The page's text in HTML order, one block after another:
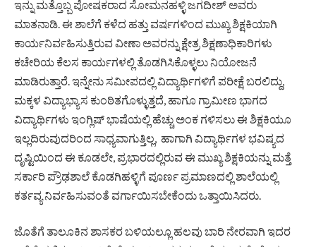
ಇನ್ನು ಮತ್ತೊಬ್ಬ ಪೋಷಕರಾದ ಸೋಮನಹಳ್ಳಿ ಜಗದೀಶ್ ಅವರು
ಮಾತನಾಡಿ. ಈ ಶಾಲೆಗೆ ಕಳೆದ ಹತ್ತು ವರ್ಷಗಳಿಂದ ಮುಖ್ಯ ಶಿಕ್ಷಕಿಯಾಗಿ
ಕಾರ್ಯನಿರ್ವಹಿಸುತ್ತಿರುವ ವೀಣಾ ಅವರನ್ನು ಕ್ಷೇತ್ರ ಶಿಕ್ಷಣಾಧಿಕಾರಿಗಳು
ಕಚೇರಿಯ ಕೆಲಸ ಕಾರ್ಯಗಳಲ್ಲಿ ತೊಡಗಿಸಿಕೊಳ್ಳಲು ನಿಯೋಜನೆ
ಮಾಡಿರುತ್ತಾರೆ. ಇನ್ನೇನು ಸಮೀಪದಲ್ಲಿ ವಿದ್ಯಾರ್ಥಿಗಳಿಗೆ ಪರೀಕ್ಷೆ ಬರಲಿದ್ದು,
ಮಕ್ಕಳ ವಿದ್ಯಾಭ್ಯಾಸ ಕುಂಠಿತಗೊಳ್ಳುತ್ತದೆ, ಹಾಗೂ ಗ್ರಾಮೀಣ ಭಾಗದ
ವಿದ್ಯಾರ್ಥಿಗಳು ಇಂಗ್ಲಿಷ್ ಭಾಷೆಯಲ್ಲಿ ಹೆಚ್ಚು ಅಂಕ ಗಳಿಸಲು ಈ ಶಿಕ್ಷಕಿಯೂ
ಇಲ್ಲದಿರುವುದರಿಂದ ಸಾಧ್ಯವಾಗುತ್ತಿಲ್ಲ, ಹಾಗಾಗಿ ವಿದ್ಯಾರ್ಥಿಗಳ ಭವಿಷ್ಯದ
ದೃಷ್ಟಿಯಿಂದ ಈ ಕೂಡಲೇ, ಪ್ರಭಾರದಲ್ಲಿರುವ ಈ ಮುಖ್ಯ ಶಿಕ್ಷಕಿಯನ್ನು ಮತ್ತೆ
ಸರ್ಕಾರಿ ಪ್ರೌಢಶಾಲೆ ಕೊಡಗಿಹಳ್ಳಿಗೆ ಪೂರ್ಣ ಪ್ರಮಾಣದಲ್ಲಿ ಶಾಲೆಯಲ್ಲಿ
ಕರ್ತವ್ಯ ನಿರ್ವಹಿಸುವಂತೆ ವರ್ಗಾಯಿಸಬೇಕೆಂದು ಒತ್ತಾಯಿಸಿದರು.
ಜೊತೆಗೆ ತಾಲೂಕಿನ ಶಾಸಕರ ಬಳಿಯಲ್ಲೂ ಹಲವು ಬಾರಿ ನೇರವಾಗಿ ಇದರ